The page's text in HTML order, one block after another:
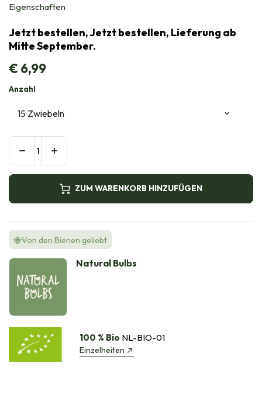
Eigenschaften
Jetzt bestellen, Jetzt bestellen, Lieferung ab
Mitte September.
€6,99
Anzahl
ZUM WARENKORB HINZUFÜGEN
🐝Von den Bienen geliebt
Natural Bulbs
100 % Bio NL-BIO-01
Einzelheiten